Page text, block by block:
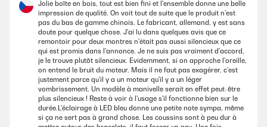
Jolie boîte en bois, tout est bien fini et l'ensemble donne une belle
impression de qualité. On voit tout de suite que le produit n'est
pas du bas de gamme chinois. Le fabricant, allemand, y est sans
doute pour quelque chose. J'ai lu dans quelques avis que ce
remontoir pour deux montres n'était pas aussi silencieux que ce
qui est promis dans l'annonce. Je ne suis pas vraiment d'accord,
je le trouve plutôt silencieux. Evidemment, si on approche l'oreille,
on entend le bruit du moteur. Mais il ne faut pas exagérer, c'est
justement parce qu'il y a un moteur qu'il y a un léger
vombrissement. Un modèle à manivelle serait en effet peut-être
plus silencieux ! Reste à voir à l'usage s'il fonctionne bien sur le
durée.L'éclairage à LED bleu donne une petite note sympa, même
si ça ne sert pas à grand chose. Les coussins sont à peu dur à